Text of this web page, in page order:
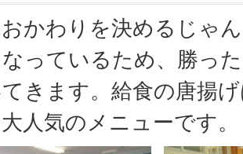
かわりを決めるじゃ
っているため、勝っ
きます。給食の唐揚
人気のメニューです。